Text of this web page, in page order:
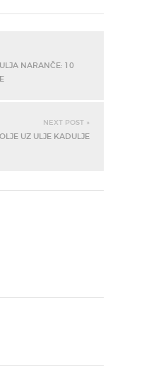
NARANČE: 10
NEXT POST »
UZ ULJE KADULJE